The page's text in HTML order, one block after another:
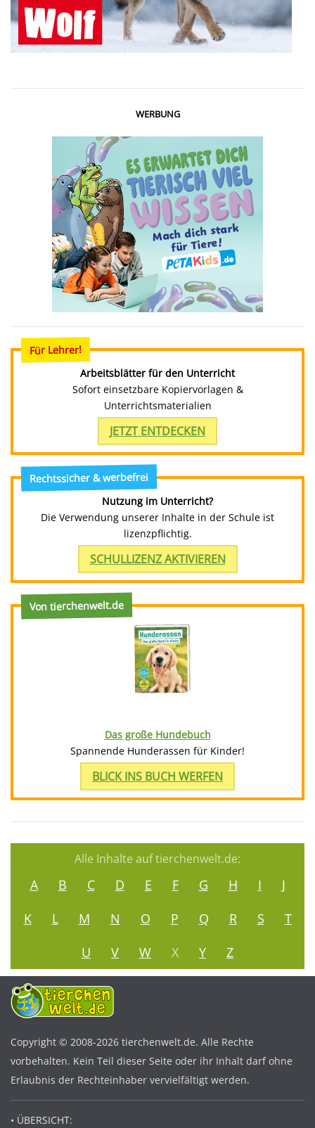
WERBUNG
Für Lehrer!
Arbeitsblätter für den Unterricht
Sofort einsetzbare Kopiervorlagen &
Unterrichtsmaterialien
JETZT ENTDECKEN
Rechtssicher & werbefrei
Nutzung im Unterricht?
Die Verwendung unserer Inhalte in der Schule ist
lizenzpflichtig.
SCHULLIZENZ AKTIVIEREN
Von tierchenwelt.de
Das große Hundebuch
Spannende Hunderassen für Kinder!
BLICK INS BUCH WERFEN
Alle Inhalte auf tierchenwelt.de:
A B C D E F G H I
J
K
L M N O P Q R S
T
U
V W X Y Z
Copyright © 2008-2026 tierchenwelt.de. Alle Rechte
vorbehalten. Kein Teil dieser Seite oder ihr Inhalt darf ohne
Erlaubnis der Rechteinhaber vervielfältigt werden.
• ÜBERSICHT: